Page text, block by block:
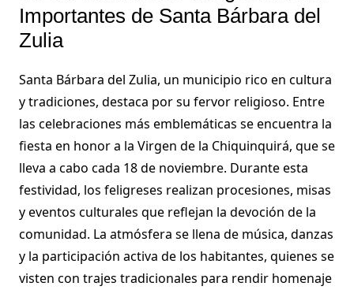
Importantes de Santa Bárbara del
Zulia
Santa Bárbara del Zulia, un municipio rico en cultura
y tradiciones, destaca por su fervor religioso. Entre
las celebraciones más emblemáticas se encuentra la
fiesta en honor a la Virgen de la Chiquinquirá, que se
lleva a cabo cada 18 de noviembre. Durante esta
festividad, los feligreses realizan procesiones, misas
y eventos culturales que reflejan la devoción de la
comunidad. La atmósfera se llena de música, danzas
y la participación activa de los habitantes, quienes se
visten con trajes tradicionales para rendir homenaje